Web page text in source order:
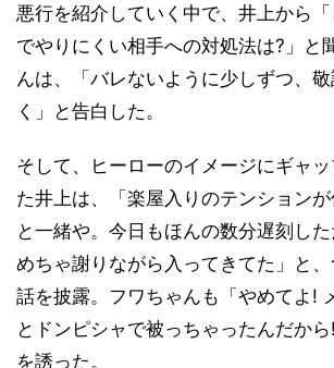
悪行を紹介していく中で、井上から
でやりにくい相手への対処法は?」と
んは、「バレないように少しずつ、
く」と告白した。
そして、ヒーローのイメージにギャ
た井上は、「楽屋入りのテンション
と一緒や。今日もほんの数分遅刻し
めちゃ謝りながら入ってきてた」と
話を披露。フワちゃんも「やめてよ!
とドンピシャで被っちゃったんだか
を誘った。